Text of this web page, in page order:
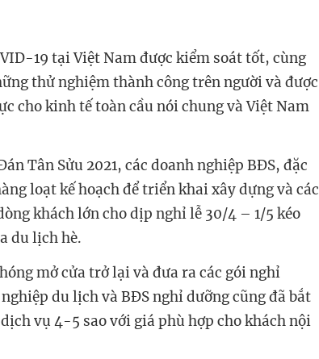
19 tại Việt Nam được kiểm soát tốt, cùng
thử nghiệm thành công trên người và được
cho kinh tế toàn cầu nói chung và Việt Nam
Tân Sửu 2021, các doanh nghiệp BĐS, đặc
loạt kế hoạch để triển khai xây dựng và các
khách lớn cho dịp nghỉ lễ 30/4 – 1/5 kéo
du lịch hè.
mở cửa trở lại và đưa ra các gói nghỉ
du lịch và BĐS nghỉ dưỡng cũng đã bắt
vụ 4-5 sao với giá phù hợp cho khách nội